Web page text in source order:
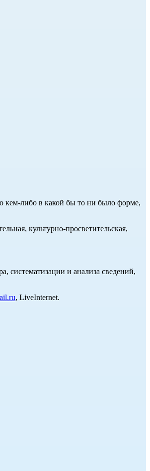
кем-либо в какой бы то ни было форме,
культурно-просветительская,
систематизации и анализа сведений,
, LiveInternet.